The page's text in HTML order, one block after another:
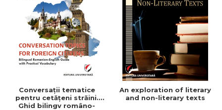
Conversaţii tematice
pentru cetăţeni străini.
Ghid bilingv româno-
An exploration of literary
and non-literary texts